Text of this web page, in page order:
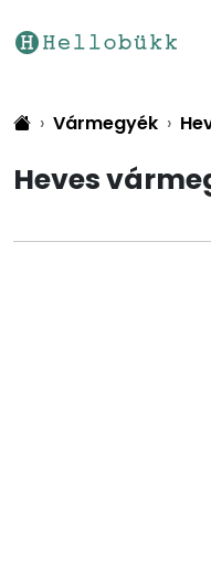
Vármegyék
Heves